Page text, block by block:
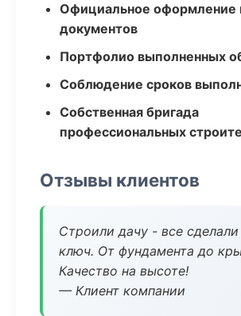
Официальное оформление
документов
Портфолио выполненных
Соблюдение сроков
Собственная бригада
профессиональных
Отзывы клиентов
Строили дачу - все
ключ. От фундамента до
Качество на высоте!
— Клиент компании